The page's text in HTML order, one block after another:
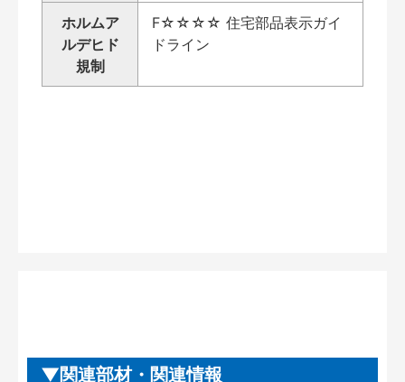
ホルムア
ルデヒド
規制
F☆☆☆☆ 住宅部品表示ガイ
ドライン
関連部材・関連情報